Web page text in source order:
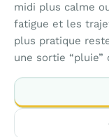
midi plus calme
fatigue et les
plus pratique
une sortie “pluie”